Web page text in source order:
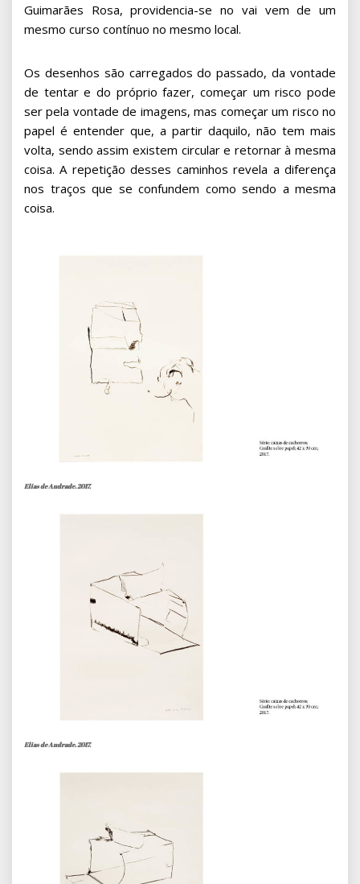
Guimarães Rosa, providencia-se no vai vem de um
mesmo curso contínuo no mesmo local.
Os desenhos são carregados do passado, da vontade
de tentar e do próprio fazer, começar um risco pode
ser pela vontade de imagens, mas começar um risco no
papel é entender que, a partir daquilo, não tem mais
volta, sendo assim existem circular e retornar à mesma
coisa. A repetição desses caminhos revela a diferença
nos traços que se confundem como sendo a mesma
coisa.
Elias de Andrade. 2017.
Elias de Andrade. 2017.